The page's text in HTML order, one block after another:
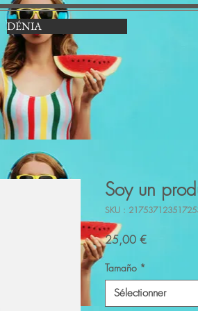
DÉNIA
Soy un
SKU :
25,00 €Prix
Tamaño *
Sélectionner